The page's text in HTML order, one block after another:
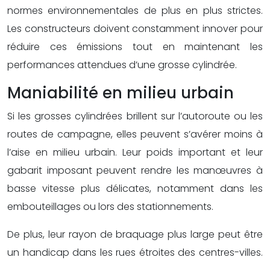
normes environnementales de plus en plus strictes.
Les constructeurs doivent constamment innover pour
réduire ces émissions tout en maintenant les
performances attendues d’une grosse cylindrée.
Maniabilité en milieu urbain
Si les grosses cylindrées brillent sur l’autoroute ou les
routes de campagne, elles peuvent s’avérer moins à
l’aise en milieu urbain. Leur poids important et leur
gabarit imposant peuvent rendre les manœuvres à
basse vitesse plus délicates, notamment dans les
embouteillages ou lors des stationnements.
De plus, leur rayon de braquage plus large peut être
un handicap dans les rues étroites des centres-villes.